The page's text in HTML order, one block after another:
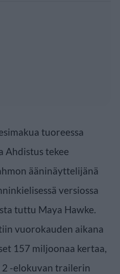
tuoreessa
Ahdistus tekee
ääninäyttelijänä
versiossa
tuttu Maya Hawke.
vuorokauden aikana
157 miljoonaa kertaa,
-elokuvan trailerin